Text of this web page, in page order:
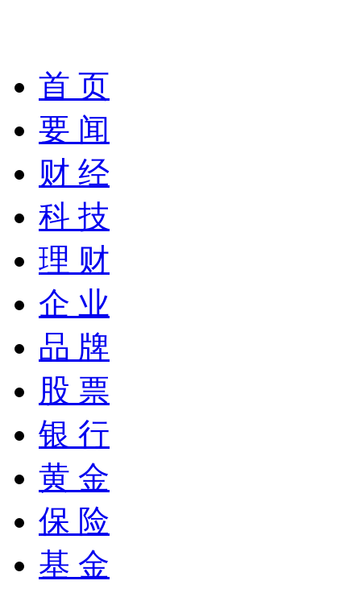
首 页
要 闻
财 经
科 技
理 财
企 业
品 牌
股 票
银 行
黄 金
保 险
基 金